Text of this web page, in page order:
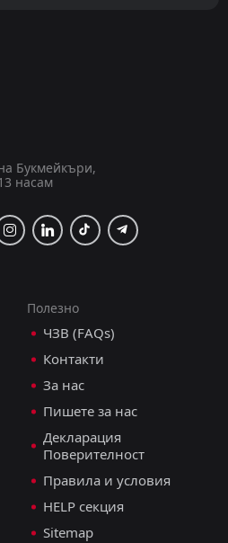
Букмейкъри,
насам
Полезно
ЧЗВ (FAQs)
Контакти
За нас
Пишете за нас
Декларация
Поверителност
Правила и условия
HELP секция
Sitemap